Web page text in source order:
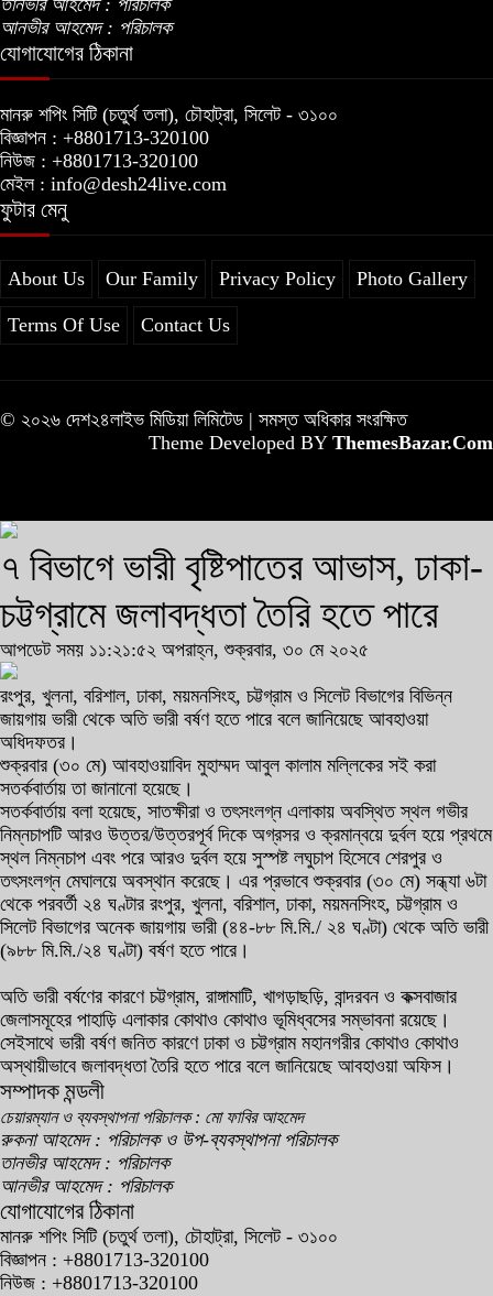
তানভীর আহমেদ : পরিচালক
আনভীর আহমেদ : পরিচালক
যোগাযোগের ঠিকানা
মানরু শপিং সিটি (চতুর্থ তলা), চৌহাট্রা, সিলেট - ৩১০০
বিজ্ঞাপন : +8801713-320100
নিউজ : +8801713-320100
মেইল : info@desh24live.com
ফুটার মেনু
About Us Our Family Privacy Policy Photo Gallery
Terms Of Use Contact Us
© ২০২৬ দেশ২৪লাইভ মিডিয়া লিমিটেড | সমস্ত অধিকার সংরক্ষিত
Theme Developed BY ThemesBazar.Com
৭ বিভাগে ভারী বৃষ্টিপাতের আভাস, ঢাকা-
চট্টগ্রামে জলাবদ্ধতা তৈরি হতে পারে
আপডেট সময় ১১:২১:৫২ অপরাহ্ন, শুক্রবার, ৩০ মে ২০২৫
রংপুর, খুলনা, বরিশাল, ঢাকা, ময়মনসিংহ, চট্টগ্রাম ও সিলেট বিভাগের বিভিন্ন
জায়গায় ভারী থেকে অতি ভারী বর্ষণ হতে পারে বলে জানিয়েছে আবহাওয়া
অধিদফতর।
শুক্রবার (৩০ মে) আবহাওয়াবিদ মুহাম্মদ আবুল কালাম মল্লিকের সই করা
সতর্কবার্তায় তা জানানো হয়েছে।
সতর্কবার্তায় বলা হয়েছে, সাতক্ষীরা ও তৎসংলগ্ন এলাকায় অবস্থিত স্থল গভীর
নিম্নচাপটি আরও উত্তর/উত্তরপূর্ব দিকে অগ্রসর ও ক্রমান্বয়ে দুর্বল হয়ে প্রথমে
স্থল নিম্নচাপ এবং পরে আরও দুর্বল হয়ে সুস্পষ্ট লঘুচাপ হিসেবে শেরপুর ও
তৎসংলগ্ন মেঘালয়ে অবস্থান করেছে। এর প্রভাবে শুক্রবার (৩০ মে) সন্ধ্যা ৬টা
থেকে পরবর্তী ২৪ ঘণ্টার রংপুর, খুলনা, বরিশাল, ঢাকা, ময়মনসিংহ, চট্টগ্রাম ও
সিলেট বিভাগের অনেক জায়গায় ভারী (৪৪-৮৮ মি.মি./ ২৪ ঘণ্টা) থেকে অতি ভারী
(৯৮৮ মি.মি./২৪ ঘণ্টা) বর্ষণ হতে পারে।
অতি ভারী বর্ষণের কারণে চট্টগ্রাম, রাঙ্গামাটি, খাগড়াছড়ি, বান্দরবন ও কক্সবাজার
জেলাসমূহের পাহাড়ি এলাকার কোথাও কোথাও ভূমিধ্বসের সম্ভাবনা রয়েছে।
সেইসাথে ভারী বর্ষণ জনিত কারণে ঢাকা ও চট্টগ্রাম মহানগরীর কোথাও কোথাও
অস্থায়ীভাবে জলাবদ্ধতা তৈরি হতে পারে বলে জানিয়েছে আবহাওয়া অফিস।
সম্পাদক মন্ডলী
চেয়ারম্যান ও ব্যবস্থাপনা পরিচালক : মো ফাবির আহমেদ
রুকনা আহমেদ : পরিচালক ও উপ-ব্যবস্থাপনা পরিচালক
তানভীর আহমেদ : পরিচালক
আনভীর আহমেদ : পরিচালক
যোগাযোগের ঠিকানা
মানরু শপিং সিটি (চতুর্থ তলা), চৌহাট্রা, সিলেট - ৩১০০
বিজ্ঞাপন : +8801713-320100
নিউজ : +8801713-320100